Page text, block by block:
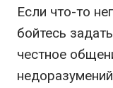
Если что-то
бойтесь
честное